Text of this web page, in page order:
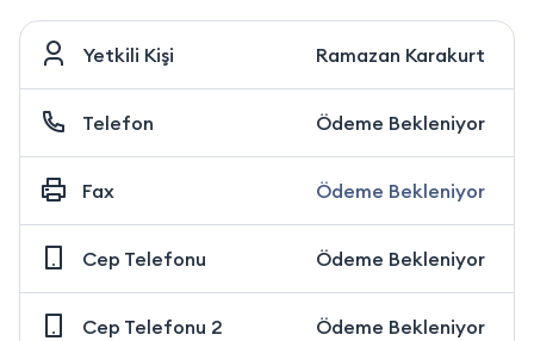
Yetkili Kişi Ramazan Karakurt
Telefon Ödeme Bekleniyor
Fax Ödeme Bekleniyor
Cep Telefonu Ödeme Bekleniyor
Cep Telefonu 2 Ödeme Bekleniyor